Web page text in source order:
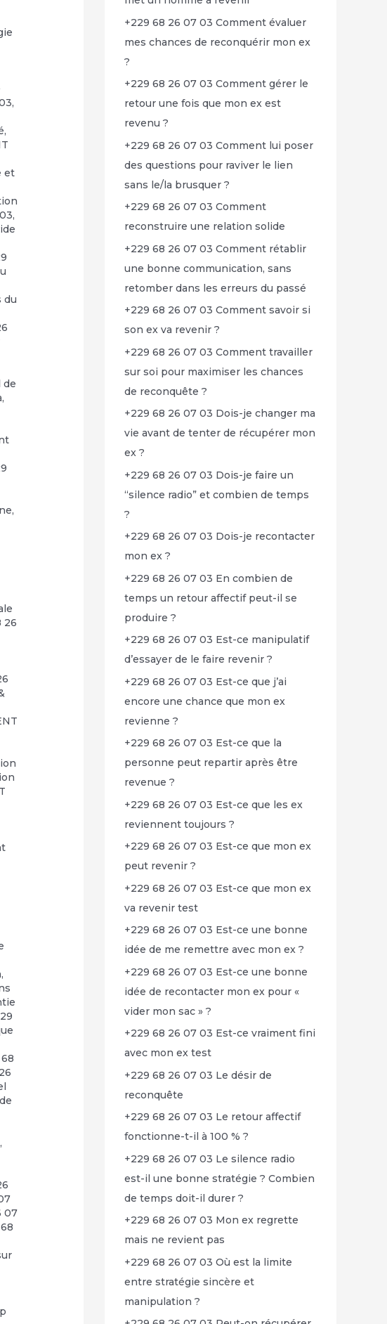
,
,
et
,
du
de
,
,
26
,
,
07
+229 68 26 07 03 Comment évaluer
mes chances de reconquérir mon ex
?
+229 68 26 07 03 Comment gérer le
retour une fois que mon ex est
revenu ?
+229 68 26 07 03 Comment lui poser
des questions pour raviver le lien
sans le/la brusquer ?
+229 68 26 07 03 Comment
reconstruire une relation solide
+229 68 26 07 03 Comment rétablir
une bonne communication, sans
retomber dans les erreurs du passé
+229 68 26 07 03 Comment savoir si
son ex va revenir ?
+229 68 26 07 03 Comment travailler
sur soi pour maximiser les chances
de reconquête ?
+229 68 26 07 03 Dois-je changer ma
vie avant de tenter de récupérer mon
ex ?
+229 68 26 07 03 Dois-je faire un
“silence radio” et combien de temps
?
+229 68 26 07 03 Dois-je recontacter
mon ex ?
+229 68 26 07 03 En combien de
temps un retour affectif peut-il se
produire ?
+229 68 26 07 03 Est-ce manipulatif
d’essayer de le faire revenir ?
+229 68 26 07 03 Est-ce que j’ai
encore une chance que mon ex
revienne ?
+229 68 26 07 03 Est-ce que la
personne peut repartir après être
revenue ?
+229 68 26 07 03 Est-ce que les ex
reviennent toujours ?
+229 68 26 07 03 Est-ce que mon ex
peut revenir ?
+229 68 26 07 03 Est-ce que mon ex
va revenir test
+229 68 26 07 03 Est-ce une bonne
idée de me remettre avec mon ex ?
+229 68 26 07 03 Est-ce une bonne
idée de recontacter mon ex pour «
vider mon sac » ?
+229 68 26 07 03 Est-ce vraiment fini
avec mon ex test
+229 68 26 07 03 Le désir de
reconquête
+229 68 26 07 03 Le retour affectif
fonctionne-t-il à 100 % ?
+229 68 26 07 03 Le silence radio
est-il une bonne stratégie ? Combien
de temps doit-il durer ?
+229 68 26 07 03 Mon ex regrette
mais ne revient pas
+229 68 26 07 03 Où est la limite
entre stratégie sincère et
manipulation ?